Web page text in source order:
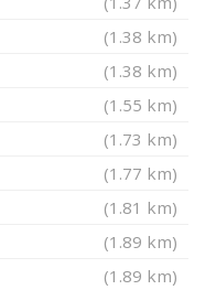
(1.38 km)
(1.38 km)
(1.55 km)
(1.73 km)
(1.77 km)
(1.81 km)
(1.89 km)
(1.89 km)